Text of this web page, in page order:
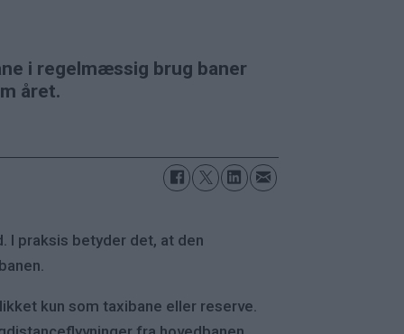
i regelmæssig brug baner
året.
I praksis betyder det, at den
kun som taxibane eller reserve.